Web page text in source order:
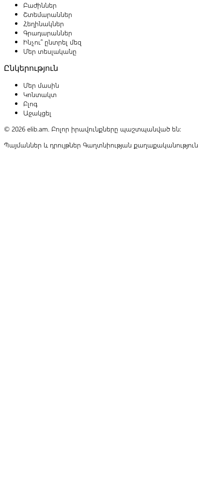
Բաժիններ
Շտեմարաններ
Հեղինակներ
Գրադարաններ
Ինչու՞ ընտրել մեզ
Մեր տեսլականը
Ընկերություն
Մեր մասին
Կոնտակտ
Բլոգ
Աջակցել
© 2026 elib.am. Բոլոր իրավունքները պաշտպանված են:
Պայմաններ և դրույթներ Գաղտնիության քաղաքականություն